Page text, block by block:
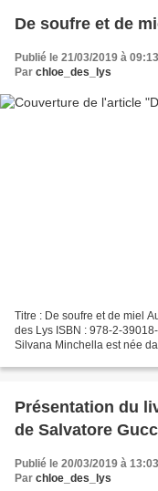
De soufre et de
Publié le 21/03/2019 à 09:13
Par chloe_des_lys
Titre : De soufre et de miel
des Lys ISBN : 978-2-
Silvana Minchella est née
Présentation du
de Salvatore
Publié le 20/03/2019 à 13:03
Par chloe_des_lys